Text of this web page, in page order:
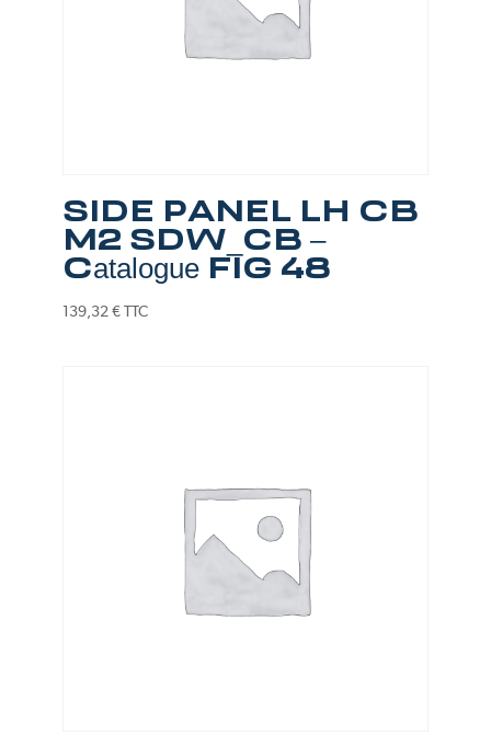
SIDE PANEL LH CB
M2 SDW_CB –
Catalogue FIG 48
139,32 € TTC